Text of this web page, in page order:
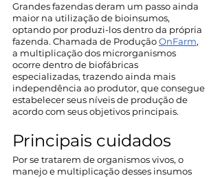
Grandes fazendas deram um passo ainda
maior na utilização de bioinsumos,
optando por produzi-los dentro da própria
fazenda. Chamada de Produção OnFarm,
a multiplicação dos microrganismos
ocorre dentro de biofábricas
especializadas, trazendo ainda mais
independência ao produtor, que consegue
estabelecer seus níveis de produção de
acordo com seus objetivos principais.
Principais cuidados
Por se tratarem de organismos vivos, o
manejo e multiplicação desses insumos